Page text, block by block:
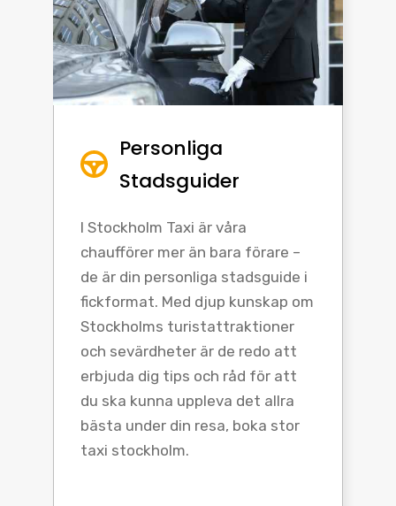
Personliga
Stadsguider
I Stockholm Taxi är våra
chaufförer mer än bara förare –
de är din personliga stadsguide i
fickformat. Med djup kunskap om
Stockholms turistattraktioner
och sevärdheter är de redo att
erbjuda dig tips och råd för att
du ska kunna uppleva det allra
bästa under din resa, boka stor
taxi stockholm.